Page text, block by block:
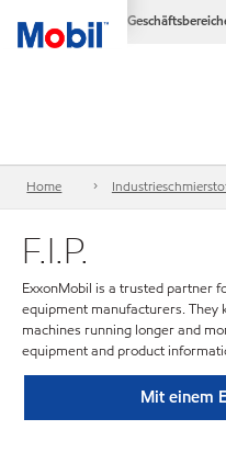
Home
F.I.P.
ExxonMobil is a trusted partner
equipment manufacturers.
machines running longer and
equipment and product
Mit einem